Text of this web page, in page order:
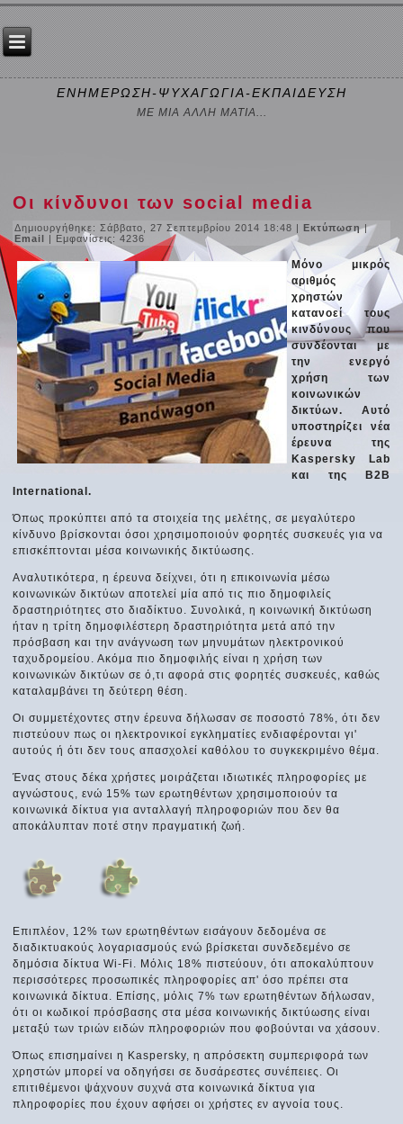
ΕΝΗΜΕΡΩΣΗ-ΨΥΧΑΓΩΓΙΑ-ΕΚΠΑΙΔΕΥΣΗ
ΜΕ ΜΙΑ ΑΛΛΗ ΜΑΤΙΑ...
Οι κίνδυνοι των social media
Δημιουργήθηκε: Σάββατο, 27 Σεπτεμβρίου 2014 18:48 |Εκτύπωση|
Email | Εμφανίσεις: 4236
Μόνο μικρός
αριθμός
χρηστών
κατανοεί τους
κινδύνους που
συνδέονται με
την ενεργό
χρήση των
κοινωνικών
δικτύων. Αυτό
υποστηρίζει νέα
έρευνα της
Kaspersky Lab
και της B2B
International.
Όπως προκύπτει από τα στοιχεία της μελέτης, σε μεγαλύτερο
κίνδυνο βρίσκονται όσοι χρησιμοποιούν φορητές συσκευές για να
επισκέπτονται μέσα κοινωνικής δικτύωσης.
Αναλυτικότερα, η έρευνα δείχνει, ότι η επικοινωνία μέσω
κοινωνικών δικτύων αποτελεί μία από τις πιο δημοφιλείς
δραστηριότητες στο διαδίκτυο. Συνολικά, η κοινωνική δικτύωση
ήταν η τρίτη δημοφιλέστερη δραστηριότητα μετά από την
πρόσβαση και την ανάγνωση των μηνυμάτων ηλεκτρονικού
ταχυδρομείου. Ακόμα πιο δημοφιλής είναι η χρήση των
κοινωνικών δικτύων σε ό,τι αφορά στις φορητές συσκευές, καθώς
καταλαμβάνει τη δεύτερη θέση.
Οι συμμετέχοντες στην έρευνα δήλωσαν σε ποσοστό 78%, ότι δεν
πιστεύουν πως οι ηλεκτρονικοί εγκληματίες ενδιαφέρονται γι'
αυτούς ή ότι δεν τους απασχολεί καθόλου το συγκεκριμένο θέμα.
Ένας στους δέκα χρήστες μοιράζεται ιδιωτικές πληροφορίες με
αγνώστους, ενώ 15% των ερωτηθέντων χρησιμοποιούν τα
κοινωνικά δίκτυα για ανταλλαγή πληροφοριών που δεν θα
αποκάλυπταν ποτέ στην πραγματική ζωή.
Επιπλέον, 12% των ερωτηθέντων εισάγουν δεδομένα σε
διαδικτυακούς λογαριασμούς ενώ βρίσκεται συνδεδεμένο σε
δημόσια δίκτυα Wi-Fi. Μόλις 18% πιστεύουν, ότι αποκαλύπτουν
περισσότερες προσωπικές πληροφορίες απ' όσο πρέπει στα
κοινωνικά δίκτυα. Επίσης, μόλις 7% των ερωτηθέντων δήλωσαν,
ότι οι κωδικοί πρόσβασης στα μέσα κοινωνικής δικτύωσης είναι
μεταξύ των τριών ειδών πληροφοριών που φοβούνται να χάσουν.
Όπως επισημαίνει η Kaspersky, η απρόσεκτη συμπεριφορά των
χρηστών μπορεί να οδηγήσει σε δυσάρεστες συνέπειες. Οι
επιτιθέμενοι ψάχνουν συχνά στα κοινωνικά δίκτυα για
πληροφορίες που έχουν αφήσει οι χρήστες εν αγνοία τους.